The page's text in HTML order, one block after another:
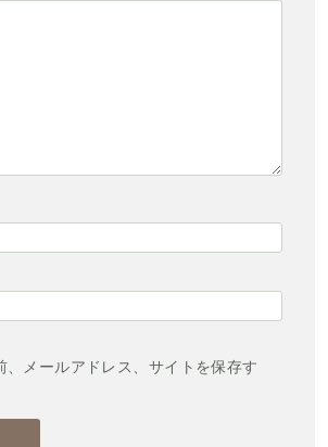
メールアドレス、サイトを保存す